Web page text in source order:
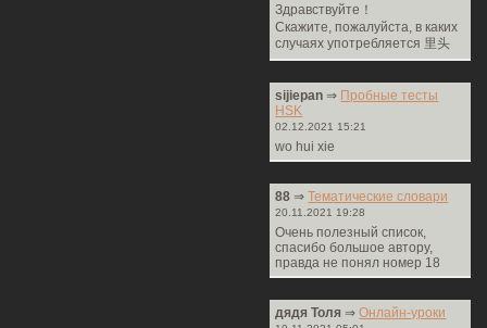
Здравствуйте！
Cкажите, пожалуйста, в каких
случаях употребляется 里头
sijiepan ⇒ Пробные тесты
HSK
02.12.2021 15:21
wo hui xie
88 ⇒Тематические словари
20.11.2021 19:28
Очень полезный список,
спасибо большое автору,
правда не понял номер 18
дядя Толя ⇒Онлайн-уроки